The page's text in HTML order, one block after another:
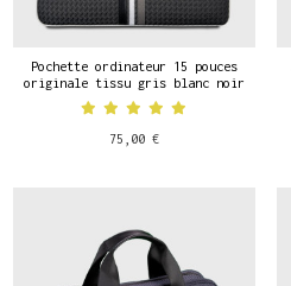
Pochette ordinateur 15 pouces
originale tissu gris blanc noir
75,00 €